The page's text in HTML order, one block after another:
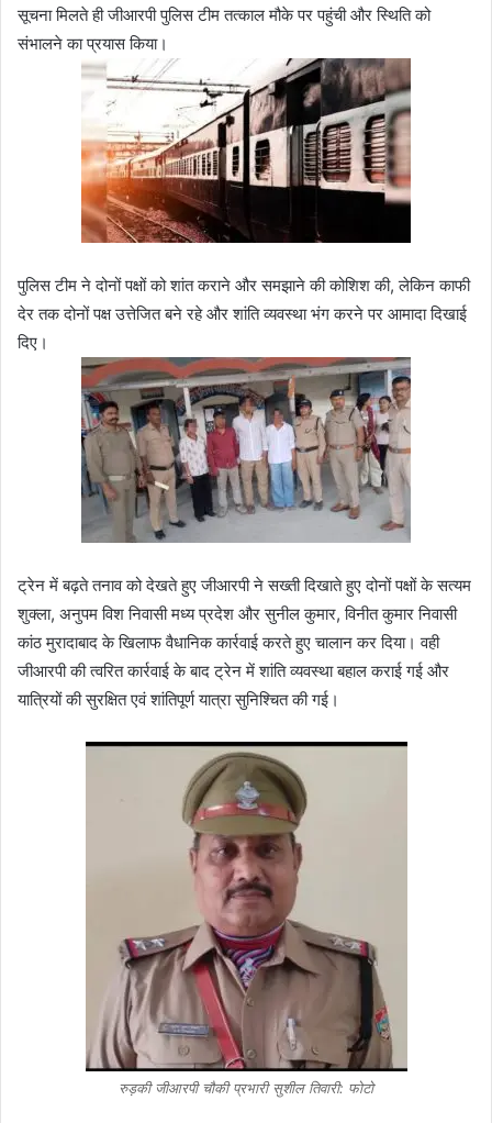
सूचना मिलते ही जीआरपी पुलिस टीम तत्काल मौके पर पहुंची और स्थिति को
संभालने का प्रयास किया।
पुलिस टीम ने दोनों पक्षों को शांत कराने और समझाने की कोशिश की, लेकिन काफी
देर तक दोनों पक्ष उत्तेजित बने रहे और शांति व्यवस्था भंग करने पर आमादा दिखाई
दिए।
ट्रेन में बढ़ते तनाव को देखते हुए जीआरपी ने सख्ती दिखाते हुए दोनों पक्षों के सत्यम
शुक्ला, अनुपम विश निवासी मध्य प्रदेश और सुनील कुमार, विनीत कुमार निवासी
कांठ मुरादाबाद के खिलाफ वैधानिक कार्रवाई करते हुए चालान कर दिया। वही
जीआरपी की त्वरित कार्रवाई के बाद ट्रेन में शांति व्यवस्था बहाल कराई गई और
यात्रियों की सुरक्षित एवं शांतिपूर्ण यात्रा सुनिश्चित की गई।
रुड़की जीआरपी चौकी प्रभारी सुशील तिवारी: फोटो